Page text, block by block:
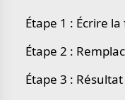
Étape 1 : Écrire
Étape 2 :
Étape 3 :